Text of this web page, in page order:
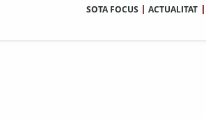
SOTA FOCUS ACTUALITAT